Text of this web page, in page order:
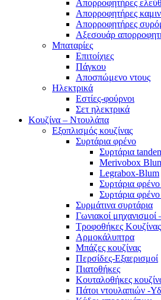
Απορροφητήρες
Απορροφητήρες
Απορροφητήρες
Αξεσουάρ
Μπαταρίες
Επιτοίχιες
Πάγκου
Αποσπώμενο ντους
Ηλεκτρικά
Εστίες-φούρνοι
Σετ ηλεκτρικά
Κουζίνα – Ντουλάπα
Εξοπλισμός κουζίνας
Συρτάρια φρένο
Συρτάρια
Merivobox
Legrabox-Blum
Συρτάρια
Συρτάρια
Συρμάτινα συρτάρια
Γωνιακοί
Τροφοθήκες Κουζίνας
Αρμοκάλυπτρα
Μπάζες κουζίνας
Περσίδες-Εξαερισμοί
Πιατοθήκες
Κουταλοθήκες
Πάτοι ντουλαπιών -